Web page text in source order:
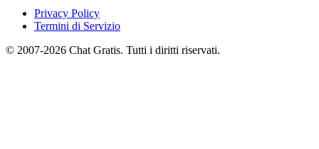
Privacy Policy
Termini di Servizio
© 2007-2026 Chat Gratis. Tutti i diritti riservati.